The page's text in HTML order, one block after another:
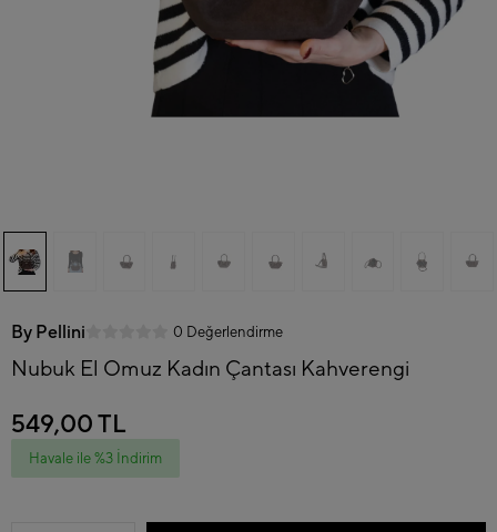
By Pellini 0 Değerlendirme
Nubuk El Omuz Kadın Çantası Kahverengi
549,00 TL
Havale ile %3 İndirim